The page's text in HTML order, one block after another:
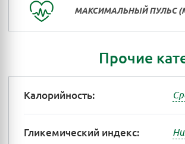
МАКСИМАЛЬНЫЙ ПУЛЬС
Прочие
Калорийность:
Гликемический индекс: